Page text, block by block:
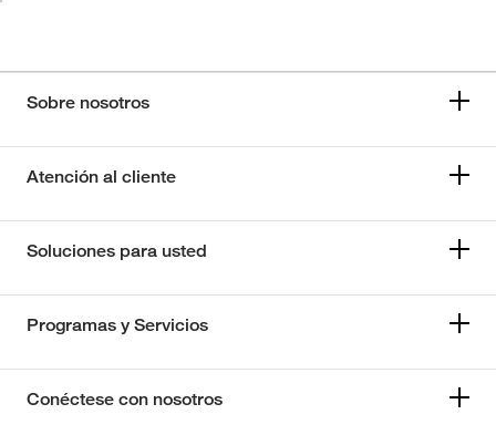
Sobre nosotros
Atención al cliente
Soluciones para usted
Programas y Servicios
Conéctese con nosotros